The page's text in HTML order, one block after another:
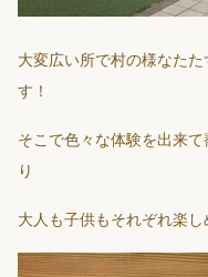
大変広い所で村の様なた
す！
そこで色々な体験を出来
り
大人も子供もそれぞれ楽し